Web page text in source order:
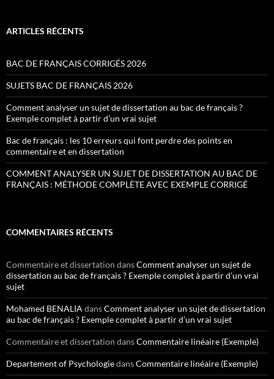
ARTICLES RÉCENTS
BAC DE FRANÇAIS CORRIGÉS 2026
SUJETS BAC DE FRANÇAIS 2026
Comment analyser un sujet de dissertation au bac de français ?
Exemple complet à partir d’un vrai sujet
Bac de français : les 10 erreurs qui font perdre des points en
commentaire et en dissertation
COMMENT ANALYSER UN SUJET DE DISSERTATION AU BAC DE
FRANÇAIS : MÉTHODE COMPLÈTE AVEC EXEMPLE CORRIGÉ
COMMENTAIRES RÉCENTS
Commentaire et dissertation dansComment analyser un sujet de
dissertation au bac de français ? Exemple complet à partir d’un vrai
sujet
Mohamed BENALIA dansComment analyser un sujet de dissertation
au bac de français ? Exemple complet à partir d’un vrai sujet
Commentaire et dissertation dansCommentaire linéaire (Exemple)
Departement of PsychologiedansCommentaire linéaire (Exemple)